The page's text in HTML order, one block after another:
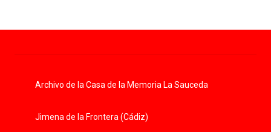
Archivo de la Casa de la Memoria La Sauceda
Jimena de la Frontera (Cádiz)